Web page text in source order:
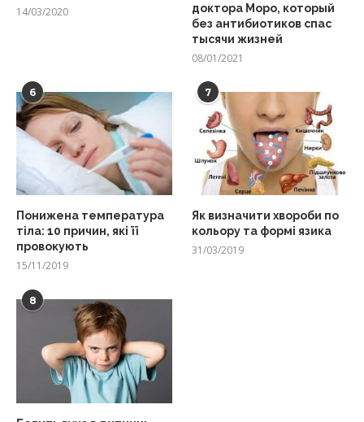
14/03/2020
доктора Моро, который
без антибиотиков спас
тысячи жизней
08/01/2021
6
Понижена температура
тіла: 10 причин, які її
провокують
15/11/2019
7
Як визначити хвороби по
кольору та формі язика
31/03/2019
8